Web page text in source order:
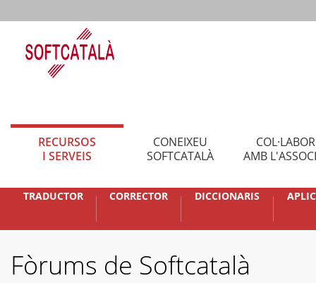
RECURSOS
I SERVEIS
CONEIXEU
SOFTCATALÀ
AMB
TRADUCTOR CORRECTOR DICCIONARIS
Fòrums de Softcatalà